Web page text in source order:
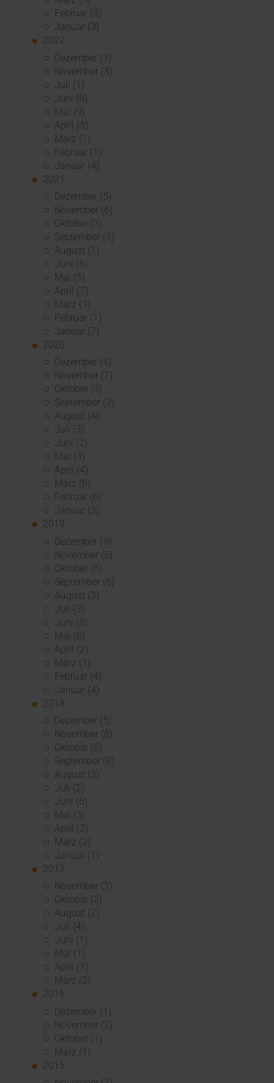
Februar (3)
Januar (3)
2022
Dezember (3)
November (3)
Juli (1)
Juni (8)
Mai (9)
April (3)
März (1)
Februar (1)
Januar (4)
2021
Dezember (5)
November (6)
Oktober (3)
September (1)
August (1)
Juni (6)
Mai (5)
April (7)
März (1)
Februar (1)
Januar (7)
2020
Dezember (4)
November (7)
Oktober (3)
September (3)
August (4)
Juli (3)
Juni (2)
Mai (3)
April (4)
März (6)
Februar (6)
Januar (3)
2019
Dezember (3)
November (5)
Oktober (6)
September (6)
August (3)
Juli (3)
Juni (3)
Mai (6)
April (2)
März (1)
Februar (4)
Januar (4)
2018
Dezember (5)
November (8)
Oktober (6)
September (8)
August (3)
Juli (2)
Juni (6)
Mai (3)
April (2)
März (2)
Januar (1)
2017
November (1)
Oktober (2)
August (2)
Juli (4)
Juni (1)
Mai (1)
April (1)
März (2)
2016
Dezember (1)
November (2)
Oktober (1)
März (1)
2015